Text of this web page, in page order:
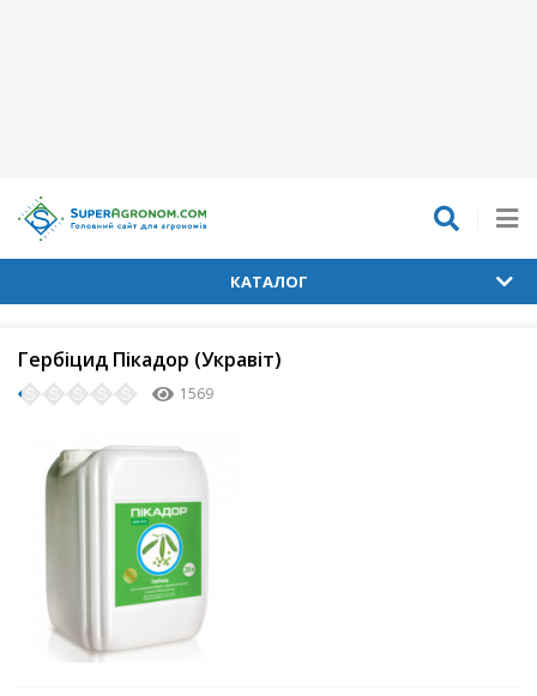
КАТАЛОГ
Гербіцид Пікадор (Укравіт)
1569